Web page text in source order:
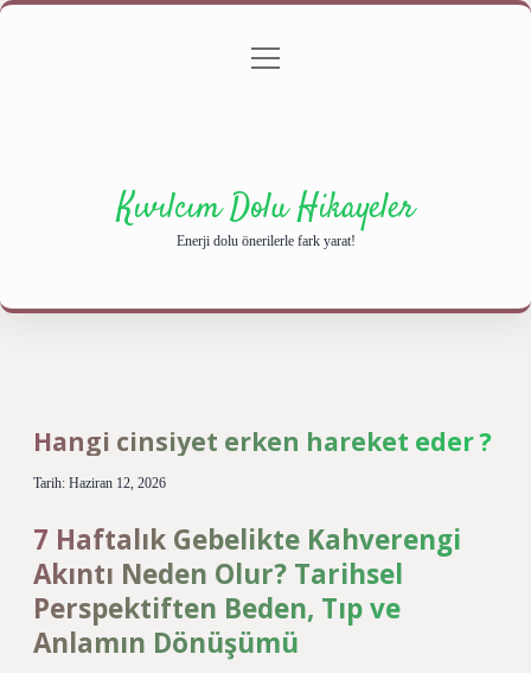
Gizlilik Politikası
menüyü
Kıvılcım Dolu Hikayeler
Enerji dolu önerilerle fark yarat!
Hangi cinsiyet erken hareket eder ?
Tarih: Haziran 12, 2026
7 Haftalık Gebelikte Kahverengi
Akıntı Neden Olur? Tarihsel
Perspektiften Beden, Tıp ve
Anlamın Dönüşümü